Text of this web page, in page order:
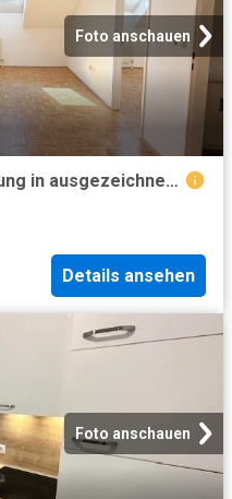
Foto anschauen
Geräumige 3 Zimmer Wohnung in ausgezeichneter Lage nahe dem Hauptplatz
Details ansehen
Foto anschauen